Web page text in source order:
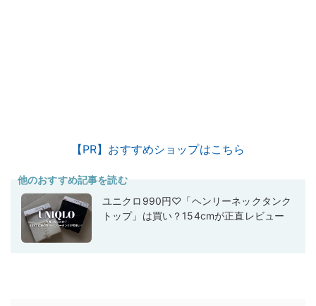
【PR】おすすめショップはこちら
他のおすすめ記事を読む
ユニクロ990円♡「ヘンリーネックタンク
トップ」は買い？154cmが正直レビュー